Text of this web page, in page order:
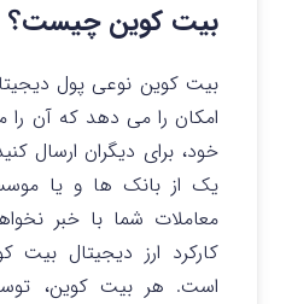
بیت کوین چیست؟
بیت کوین نوعی پول
امکان را می دهد که آن را
خود، برای دیگران ارسال
یک از بانک ها و یا
معاملات شما با خبر
کارکرد ارز دیجیتال بیت
است. هر بیت کوین،